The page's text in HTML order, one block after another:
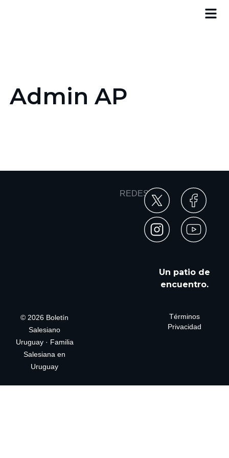
Admin AP
REDES
Un patio de
encuentro.
© 2026 Boletín
Salesiano
Uruguay · Familia
Salesiana en
Uruguay
Términos
Privacidad